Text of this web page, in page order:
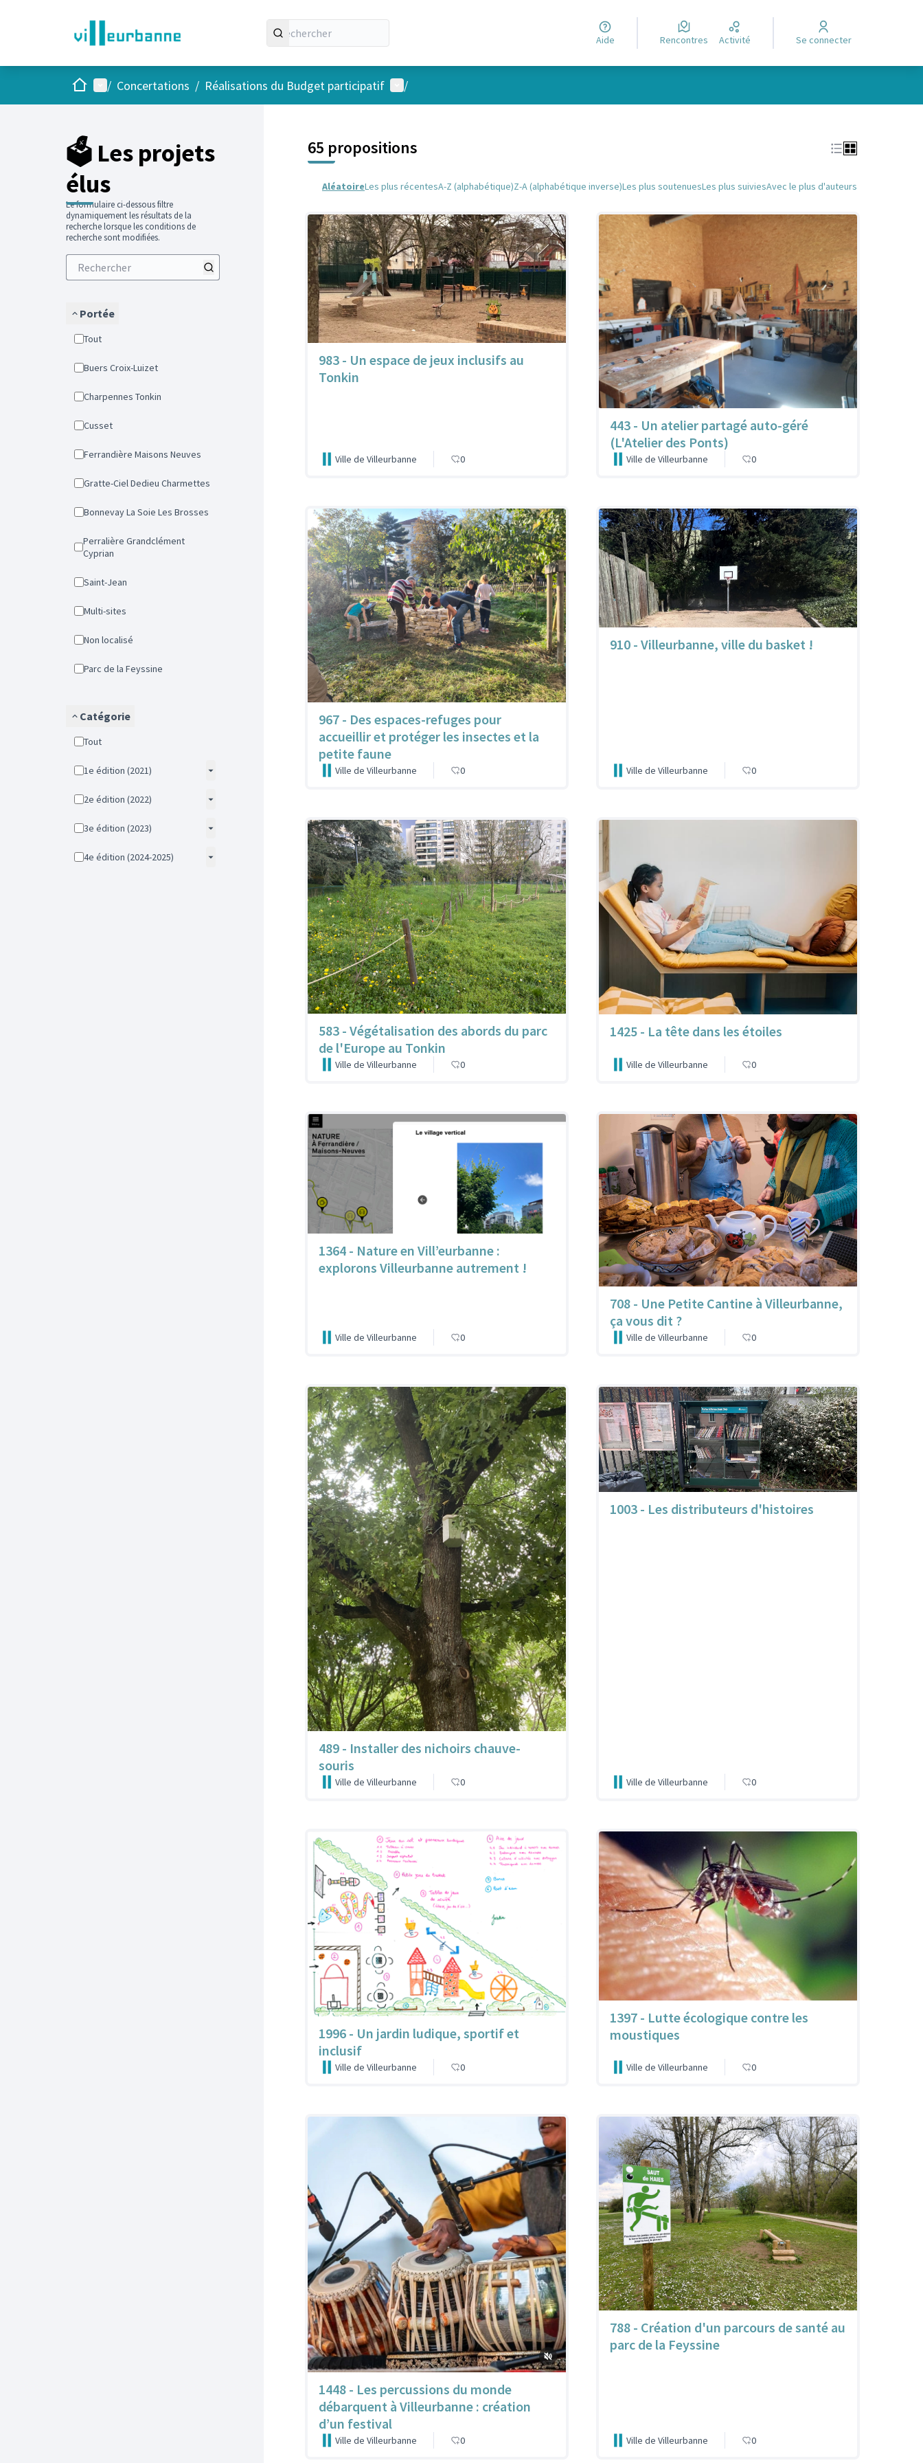
Aide Rencontres Activité Se connecter
AccueilMenu principal
/ Concertations / Réalisations du Budget participatif Menu utilisateur
/
🗳️ Les projets
élus
Le formulaire ci-dessous filtre
dynamiquement les résultats de la
recherche lorsque les conditions de
recherche sont modifiées.
Portée
Tout
Buers Croix-Luizet
Charpennes Tonkin
Cusset
Ferrandière Maisons Neuves
Gratte-Ciel Dedieu Charmettes
Bonnevay La Soie Les Brosses
Perralière Grandclément
Cyprian
Saint-Jean
Multi-sites
Non localisé
Parc de la Feyssine
Catégorie
Tout
1e édition (2021)
2e édition (2022)
3e édition (2023)
4e édition (2024-2025)
65 propositions
AléatoireLes plus récentesA-Z (alphabétique)Z-A (alphabétique inverse)Les plus soutenuesLes plus suiviesAvec le plus d'auteurs
983 - Un espace de jeux inclusifs au
Tonkin
Ville de Villeurbanne 0
443 - Un atelier partagé auto-géré
(L'Atelier des Ponts)
Ville de Villeurbanne 0
967 - Des espaces-refuges pour
accueillir et protéger les insectes et la
petite faune
Ville de Villeurbanne 0
910 - Villeurbanne, ville du basket !
Ville de Villeurbanne 0
583 - Végétalisation des abords du parc
de l'Europe au Tonkin
Ville de Villeurbanne 0
1425 - La tête dans les étoiles
Ville de Villeurbanne 0
1364 - Nature en Vill’eurbanne :
explorons Villeurbanne autrement !
Ville de Villeurbanne 0
708 - Une Petite Cantine à Villeurbanne,
ça vous dit ?
Ville de Villeurbanne 0
489 - Installer des nichoirs chauve-
souris
Ville de Villeurbanne 0
1003 - Les distributeurs d'histoires
Ville de Villeurbanne 0
1996 - Un jardin ludique, sportif et
inclusif
Ville de Villeurbanne 0
1397 - Lutte écologique contre les
moustiques
Ville de Villeurbanne 0
1448 - Les percussions du monde
débarquent à Villeurbanne : création
d’un festival
Ville de Villeurbanne 0
788 - Création d'un parcours de santé au
parc de la Feyssine
Ville de Villeurbanne 0